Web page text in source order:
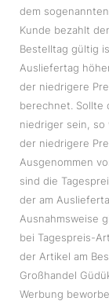
dem
Kunde bezahlt
Bestelltag gültig
Ausliefertag
der niedrigere
berechnet. Sollte
niedriger sein, so
der niedrigere
Ausgenommen
sind die
der am
Ausnahmsweise
bei Tagespreis-
der Artikel am
Großhandel
Werbung